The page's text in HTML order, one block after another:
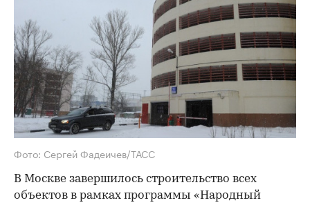
Фото: Сергей Фадеичев/ТАСС
В Москве завершилось строительство всех
объектов в рамках программы «Народный